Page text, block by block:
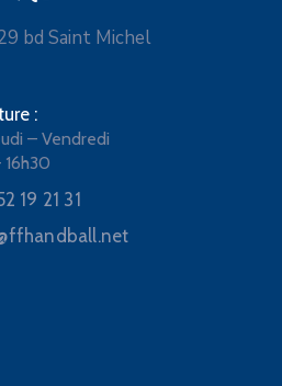
bd Saint Michel
:
– Vendredi
16h30
19 21 31